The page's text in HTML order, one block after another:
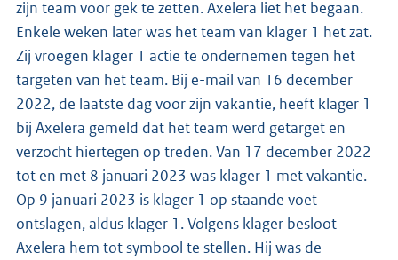
zijn team voor gek te zetten. Axelera liet het begaan.
Enkele weken later was het team van klager 1 het zat.
Zij vroegen klager 1 actie te ondernemen tegen het
targeten van het team. Bij e-mail van 16 december
2022, de laatste dag voor zijn vakantie, heeft klager 1
bij Axelera gemeld dat het team werd getarget en
verzocht hiertegen op treden. Van 17 december 2022
tot en met 8 januari 2023 was klager 1 met vakantie.
Op 9 januari 2023 is klager 1 op staande voet
ontslagen, aldus klager 1. Volgens klager besloot
Axelera hem tot symbool te stellen. Hij was de